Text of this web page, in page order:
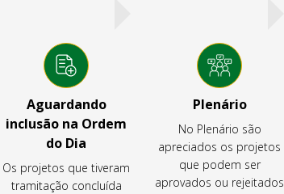
Aguardando
inclusão na Ordem
do Dia
Os projetos que tiveram
tramitação concluída
Plenário
No Plenário são
apreciados os projetos
que podem ser
aprovados ou rejeitados